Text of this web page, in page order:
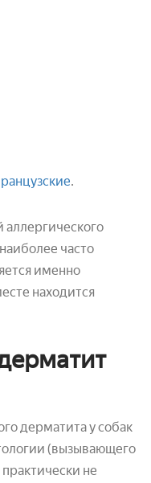
.
аллергического
часто
именно
находится
дерматита у собак
(вызывающего
не